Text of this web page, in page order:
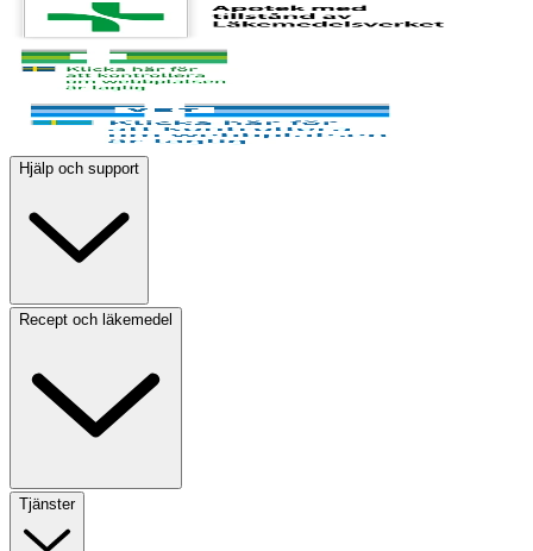
Hjälp och support
Recept och läkemedel
Tjänster